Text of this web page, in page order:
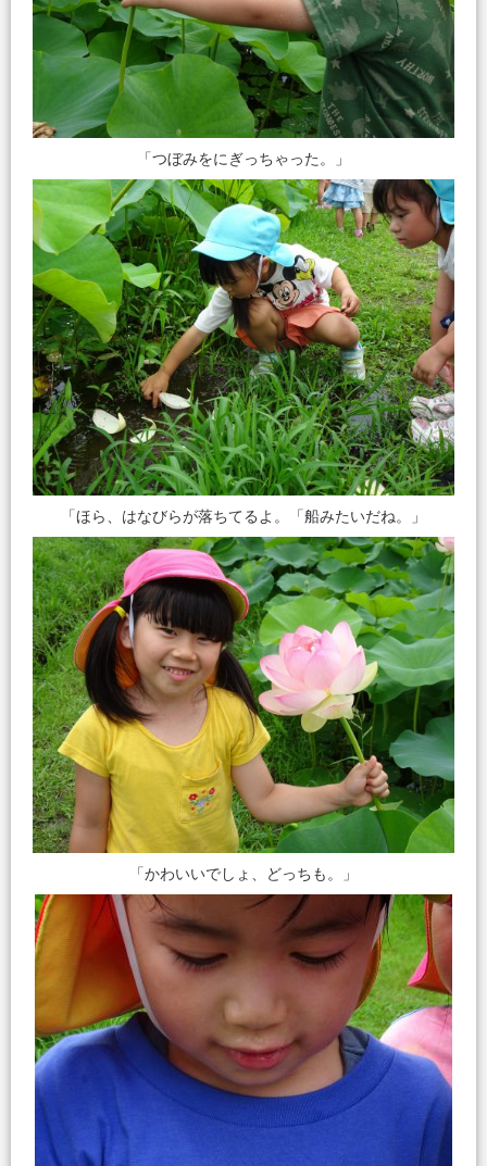
「つぼみをにぎっちゃった。」
「ほら、はなびらが落ちてるよ。「船みたいだね。」
「かわいいでしょ、どっちも。」